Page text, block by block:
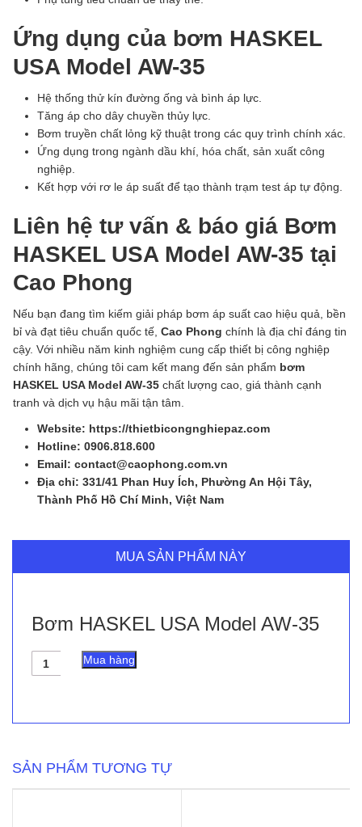
Ứng dụng của bơm HASKEL
USA Model AW-35
Hệ thống thử kín đường ống và bình áp lực.
Tăng áp cho dây chuyền thủy lực.
Bơm truyền chất lỏng kỹ thuật trong các quy trình chính xác.
Ứng dụng trong ngành dầu khí, hóa chất, sản xuất công
nghiệp.
Kết hợp với rơ le áp suất để tạo thành trạm test áp tự động.
Liên hệ tư vấn & báo giá Bơm
HASKEL USA Model AW-35 tại
Cao Phong
Nếu bạn đang tìm kiếm giải pháp bơm áp suất cao hiệu quả, bền
bỉ và đạt tiêu chuẩn quốc tế, Cao Phong chính là địa chỉ đáng tin
cậy. Với nhiều năm kinh nghiệm cung cấp thiết bị công nghiệp
chính hãng, chúng tôi cam kết mang đến sản phẩm bơm
HASKEL USA Model AW-35 chất lượng cao, giá thành cạnh
tranh và dịch vụ hậu mãi tận tâm.
Website: https://thietbicongnghiepaz.com
Hotline: 0906.818.600
Email: contact@caophong.com.vn
Địa chỉ: 331/41 Phan Huy Ích, Phường An Hội Tây,
Thành Phố Hồ Chí Minh, Việt Nam
MUA SẢN PHẨM NÀY
Bơm HASKEL USA Model AW-35
Bơm
HASKEL
Mua hàng
SẢN PHẨM TƯƠNG TỰ